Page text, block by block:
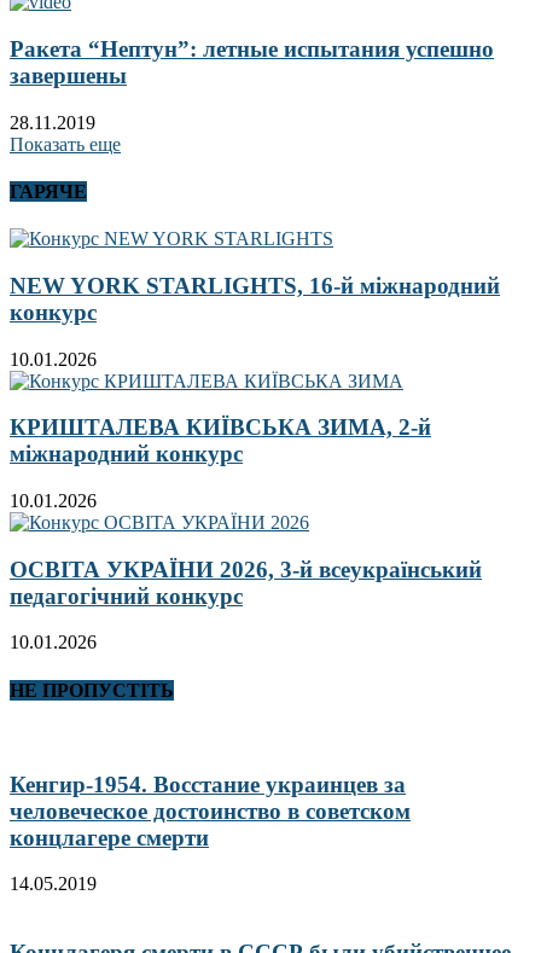
Ракета “Нептун”: летные испытания успешно
завершены
28.11.2019
Показать еще
ГАРЯЧЕ
NEW YORK STARLIGHTS, 16-й міжнародний
конкурс
10.01.2026
КРИШТАЛЕВА КИЇВСЬКА ЗИМА, 2-й
міжнародний конкурс
10.01.2026
ОСВІТА УКРАЇНИ 2026, 3-й всеукраїнський
педагогічний конкурс
10.01.2026
НЕ ПРОПУСТІТЬ
Кенгир-1954. Восстание украинцев за
человеческое достоинство в советском
концлагере смерти
14.05.2019